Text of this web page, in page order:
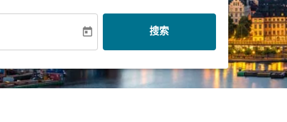
today 搜索